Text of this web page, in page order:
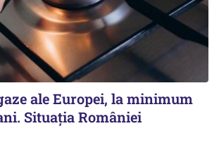
ale Europei, la minimum
Situația României